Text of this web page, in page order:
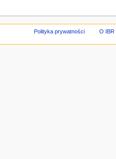
Polityka prywatności O IBR